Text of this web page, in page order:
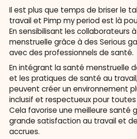
Il est plus que temps de briser le
travail et Pimp my period est là
En sensibilisant les collaborateurs
menstruelle grâce à des Serious
avec des professionnels de santé.
En intégrant la santé menstruelle
et les pratiques de santé au
peuvent créer un environnement
inclusif et respectueux pour
Cela favorise une meilleure santé
grande satisfaction au travail et
accrues.